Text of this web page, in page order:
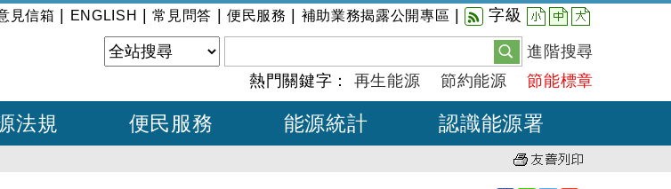
見信箱 ENGLISH |常見問答 便民服務 補助業務揭露公開專區 字級 小 中 大
進階搜尋
熱門關鍵字： 再生能源 節約能源 節能標章
法規 便民服務 能源統計 認識能源署